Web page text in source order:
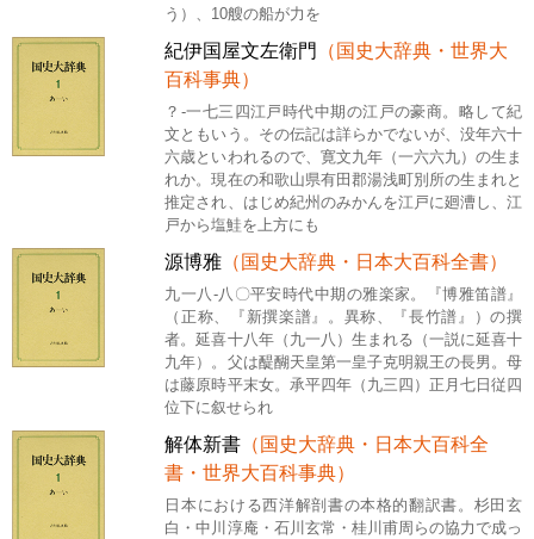
う）、10艘の船が力を
紀伊国屋文左衛門
（国史大辞典・世界大
百科事典）
？-一七三四江戸時代中期の江戸の豪商。略して紀
文ともいう。その伝記は詳らかでないが、没年六十
六歳といわれるので、寛文九年（一六六九）の生ま
れか。現在の和歌山県有田郡湯浅町別所の生まれと
推定され、はじめ紀州のみかんを江戸に廻漕し、江
戸から塩鮭を上方にも
源博雅 （国史大辞典・日本大百科全書）
九一八-八〇平安時代中期の雅楽家。『博雅笛譜』
（正称、『新撰楽譜』。異称、『長竹譜』）の撰
者。延喜十八年（九一八）生まれる（一説に延喜十
九年）。父は醍醐天皇第一皇子克明親王の長男。母
は藤原時平末女。承平四年（九三四）正月七日従四
位下に叙せられ
解体新書 （国史大辞典・日本大百科全
書・世界大百科事典）
日本における西洋解剖書の本格的翻訳書。杉田玄
白・中川淳庵・石川玄常・桂川甫周らの協力で成っ